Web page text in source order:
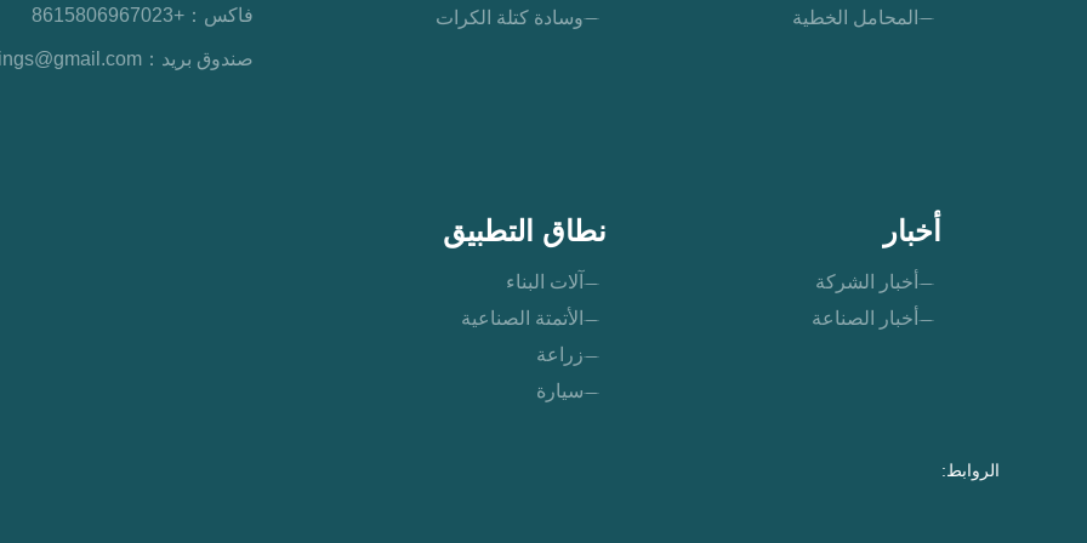
فاكس： +8615806967023
صندوق بريد：
وسادة كتلة الكرات
المحامل الخطية
نطاق التطبيق
آلات البناء
الأتمتة الصناعية
زراعة
سيارة
أخبار
أخبار الشركة
أخبار الصناعة
الروابط: